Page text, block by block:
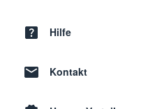
Hilfe
Kontakt